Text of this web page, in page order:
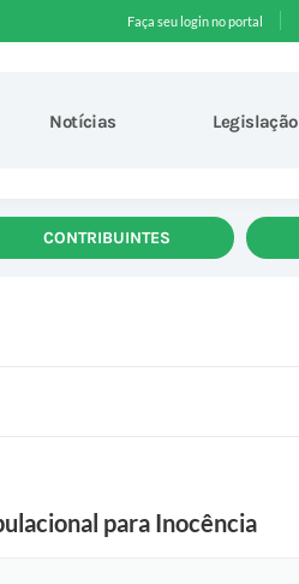
Faça seu login no portal
Notícias Legislação
CONTRIBUINTES
para Inocência